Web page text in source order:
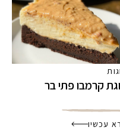
קרמבו פתי בר
עכשיו